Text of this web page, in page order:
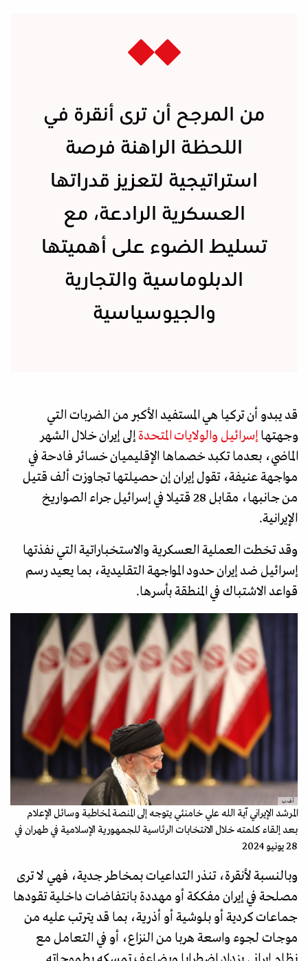
من المرجح أن ترى أنقرة في
اللحظة الراهنة فرصة
استراتيجية لتعزيز قدراتها
العسكرية الرادعة، مع
تسليط الضوء على أهميتها
الدبلوماسية والتجارية
والجيوسياسية
قد يبدو أن تركيا هي المستفيد الأكبر من الضربات التي
وجهتهاإسرائيل والولايات المتحدةإلى إيران خلال الشهر
الماضي، بعدما تكبد خصماها الإقليميان خسائر فادحة في
مواجهة عنيفة، تقول إيران إن حصيلتها تجاوزت ألف قتيل
من جانبها، مقابل 28 قتيلا في إسرائيل جراء الصواريخ
الإيرانية.
وقد تخطت العملية العسكرية والاستخباراتية التي نفذتها
إسرائيل ضد إيران حدود المواجهة التقليدية، بما يعيد رسم
قواعد الاشتباك في المنطقة بأسرها.
أ.ف.ب
المرشد الإيراني آية الله علي خامنئي يتوجه إلى المنصة لمخاطبة وسائل الإعلام
بعد إلقاء كلمته خلال الانتخابات الرئاسية للجمهورية الإسلامية في طهران في
28 يونيو 2024
وبالنسبة لأنقرة، تنذر التداعيات بمخاطر جدية، فهي لا ترى
مصلحة في إيران مفككة أو مهددة بانتفاضات داخلية تقودها
جماعات كردية أو بلوشية أو أذرية، بما قد يترتب عليه من
موجات لجوء واسعة هربا من النزاع، أو في التعامل مع